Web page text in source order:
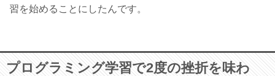
習を始めることにしたんです。
プログラミング学習で2度の挫折を味わ